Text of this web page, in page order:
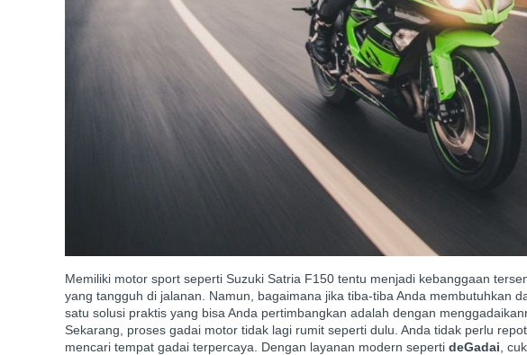
Memiliki motor sport seperti Suzuki Satria F150 tentu menjadi kebanggaan
yang tangguh di jalanan. Namun, bagaimana jika tiba-tiba Anda membutuhkan
satu solusi praktis yang bisa Anda pertimbangkan adalah dengan
Sekarang, proses gadai motor tidak lagi rumit seperti dulu. Anda tidak perlu
mencari tempat gadai terpercaya. Dengan layanan modern seperti deGadai ,